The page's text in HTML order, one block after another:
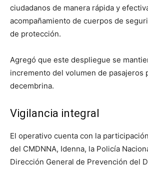
ciudadanos de manera rápida y
acompañamiento de cuerpos de
de protección.
Agregó que este despliegue se
incremento del volumen de pasajeros
decembrina.
Vigilancia integral
El operativo cuenta con la
del CMDNNA, Idenna, la Policía
Dirección General de Prevención del